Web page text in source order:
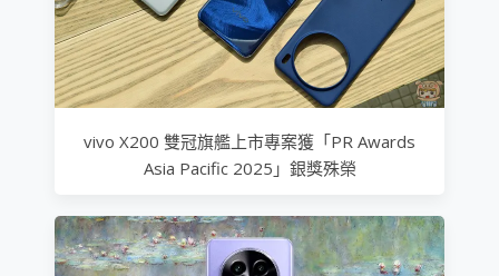
vivo X200 雙冠旗艦上市專案獲「PR Awards
Asia Pacific 2025」銀獎殊榮